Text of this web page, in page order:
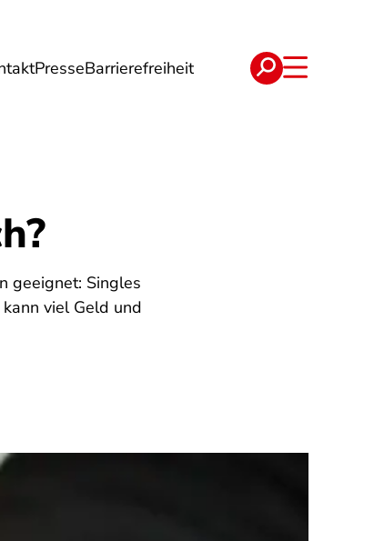
PresseBarrierefreiheit
Reise Verträge
geeignet: Singles
viel Geld und